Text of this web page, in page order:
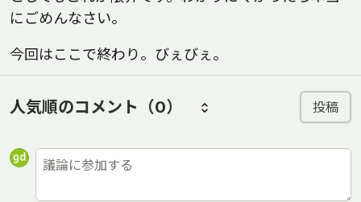
にごめんなさい。
今回はここで終わり。びぇびぇ。
人気順のコメント （0） 投稿